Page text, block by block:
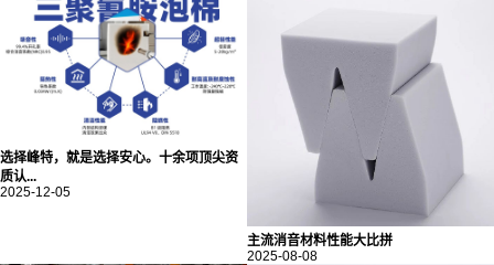
选择峰特，就是选择安心。十余项顶尖资
质认...
2025-12-05
主流消音材料性能大比拼
2025-08-08